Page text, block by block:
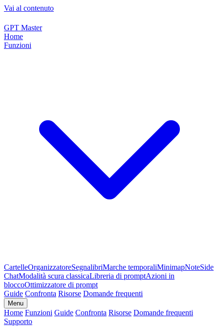
Vai al contenuto
GPT Master
Home
Funzioni
CartelleOrganizzatoreSegnalibriMarche temporaliMinimapNoteSide
ChatModalità scura classicaLibreria di promptAzioni in
bloccoOttimizzatore di prompt
Guide Confronta Risorse Domande frequenti
Menu
Home Funzioni Guide Confronta Risorse Domande frequenti
Supporto